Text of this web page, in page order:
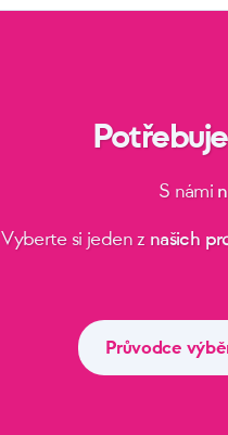
S námi
Vyberte si jeden z našich
Průvodce